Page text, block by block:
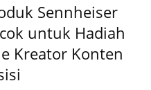
Sennheiser
untuk Hadiah
Kreator Konten